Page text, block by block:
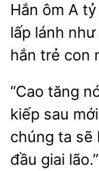
Hắn ôm A
lánh
hắn trẻ con
tăng
kiếp sau
chúng ta sẽ
đầu giai